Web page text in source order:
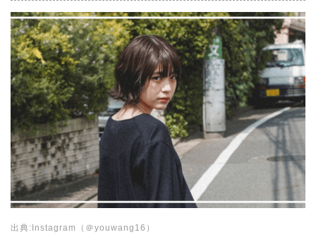
出典:Instagram（＠youwang16）